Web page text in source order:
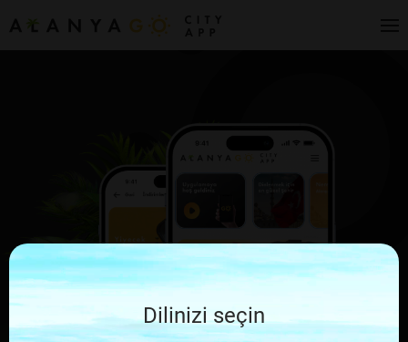
Dilinizi seçin